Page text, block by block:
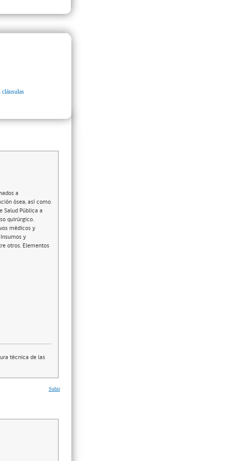
a
ósea, así como
Salud Pública a
quirúrgico.
médicos y
y
otros. Elementos
técnica de las
Subir